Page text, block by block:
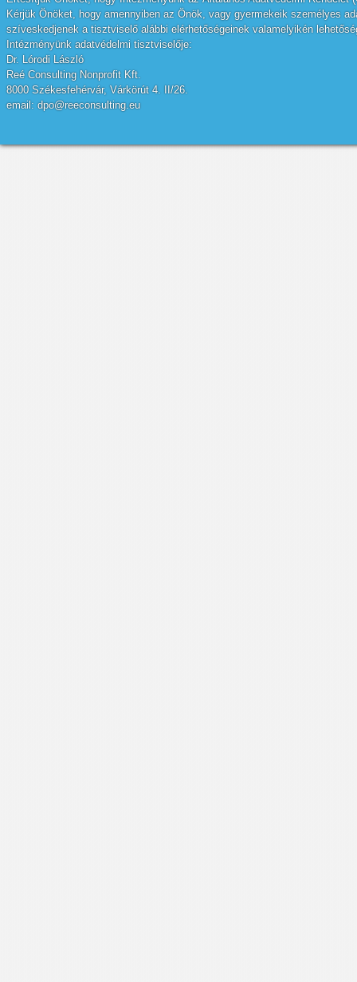
Kérjük Önöket, hogy amennyiben az Önök, vagy gyermekeik személyes
szíveskedjenek a tisztviselő alábbi elérhetőségeinek valamelyikén
Intézményünk adatvédelmi tisztviselője:
Dr. Lórodi László
Reé Consulting Nonprofit Kft.
8000 Székesfehérvár, Várkörút 4. II/26.
email: dpo@reeconsulting.eu